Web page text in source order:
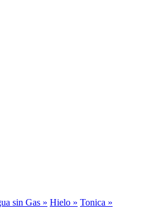
sin Gas » Hielo » Tonica »